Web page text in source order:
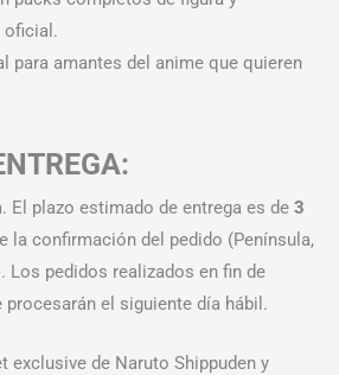
oficial.
para amantes del anime que quieren
El plazo estimado de entrega es de 3
la confirmación del pedido (Península,
Los pedidos realizados en fin de
el siguiente día hábil.
exclusive de Naruto Shippuden y